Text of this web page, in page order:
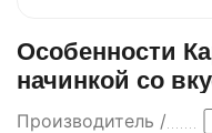
Особенности
начинкой со
Pszczolka 100 гр
Производитель /